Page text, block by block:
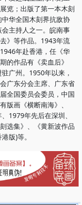
览；出版了第一本木刻
华全国木刻界抗敌协
主持人之一。皖南事
》等作品。1943年流
年赴香港，任《华
的作品有《卖血后》
广州。1950年以来，
广东分会主席、广东省
全国委员会委员，中国
版画《横断南海》、
1979年先后在深圳、
选集》、《黄新波作品
版)等。